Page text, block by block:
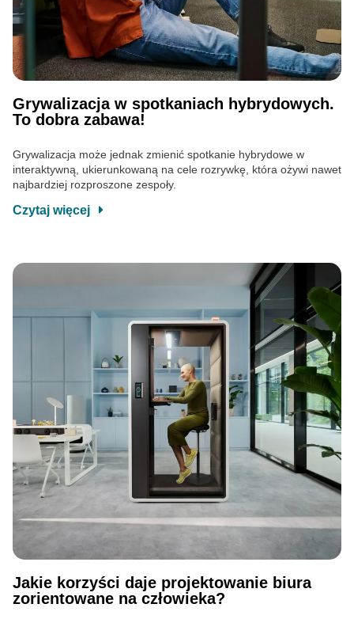
Grywalizacja w spotkaniach hybrydowych.
To dobra zabawa!
Grywalizacja może jednak zmienić spotkanie hybrydowe w
interaktywną, ukierunkowaną na cele rozrywkę, która ożywi nawet
najbardziej rozproszone zespoły.
Czytaj więcej
Jakie korzyści daje projektowanie biura
zorientowane na człowieka?